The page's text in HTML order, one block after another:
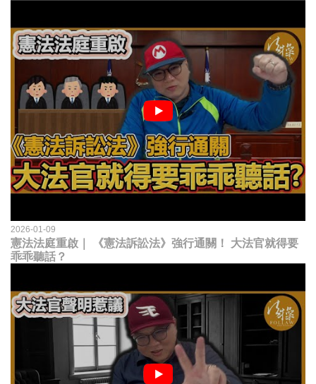
2026-01-09
憲法法庭重啟｜ 《憲法訴訟法》強行通關！ 大法官就得要
乖乖聽話？